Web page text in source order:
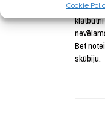
Cookie
Bet
skūbiju.